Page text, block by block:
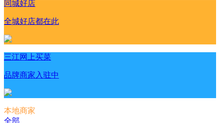
同城好店
全城好店都在此
三江网上买菜
品牌商家入驻中
本地商家
全部